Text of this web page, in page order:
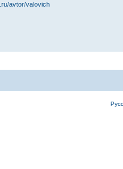
avtor/valovich